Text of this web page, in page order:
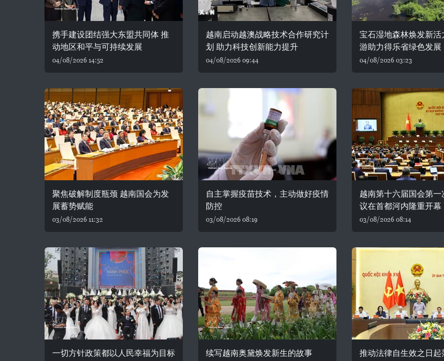
携手建设团结强大东盟共同体 推
动地区和平与可持续发展
04/08/2026 14:52
越南启动越澳战略技术合作研究计
划 助力科技创新能力提升
04/08/2026 09:44
宝石湿地森林焕发新活
游助力得乐省绿色发展
04/08/2026 03:23
聚焦破解制度瓶颈 越南国会为发
展蓄势赋能
03/08/2026 11:32
自主掌握疫苗技术，主动做好疫情
防控
03/08/2026 08:19
越南第十六届国会第一
议在首都河内隆重开幕
03/08/2026 08:14
一切方针政策都以人民幸福为目标 续写越南奥黛焕发新生的故事 推动法律自生效之日起